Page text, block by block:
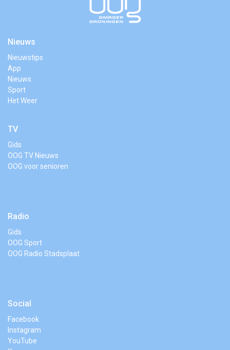
Nieuws
Nieuwstips
App
Nieuws
Sport
Het Weer
TV
Gids
OOG TV Nieuws
OOG voor senioren
Radio
Gids
OOG Sport
OOG Radio Stadsplaat
Social
Facebook
Instagram
YouTube